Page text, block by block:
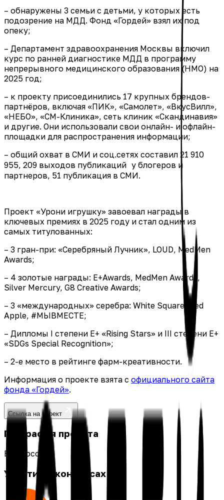
– обнаружены 3 семьи с детьми, у которых есть
подозрение на МДД. Фонд «Гордей» взял их под
опеку;
– Департамент здравоохранения Москвы включил
курс по ранней диагностике МДД в программу
непрерывного медицинского образования (НМО) на
2025 год;
– к проекту присоединились 17 крупных брендов-
партнёров, включая «ПИК», «Самолет», «ВкусВилл»,
«НЕБО», «СМ-Клиника», сеть клиник «Скандинавия»
и другие. Они использовали свои онлайн- и офлайн-
площадки для распространения информации;
– общий охват в СМИ и соц.сетях составил 21 910
955, 209 выходов публикаций у блогеров и
партнеров, 51 публикация в СМИ.
Проект «Урони игрушку» завоевал награды в
ключевых премиях в 2025 году и стал одним из
самых титулованных:
– 3 гран-при: «Серебряный Лучник», LOUD, MedMen
Awards;
– 4 золотые награды: E+Awards, MedMen Awards,
Silver Mercury, G8 Creative Awards;
– 3 «международных» серебра: White Square, Red
Apple, #МЫВМЕСТЕ;
– Дипломы I степени E+ «Rising Stars» и III степени E+
«SDGs Special Recognition»;
– 2-е место в рейтинге фарм-креативности.
Информация о проекте взята с официального сайта
фонда «Гордей».
Ссылка на проект
География проекта
Вся Россия
Участие в конкурсах